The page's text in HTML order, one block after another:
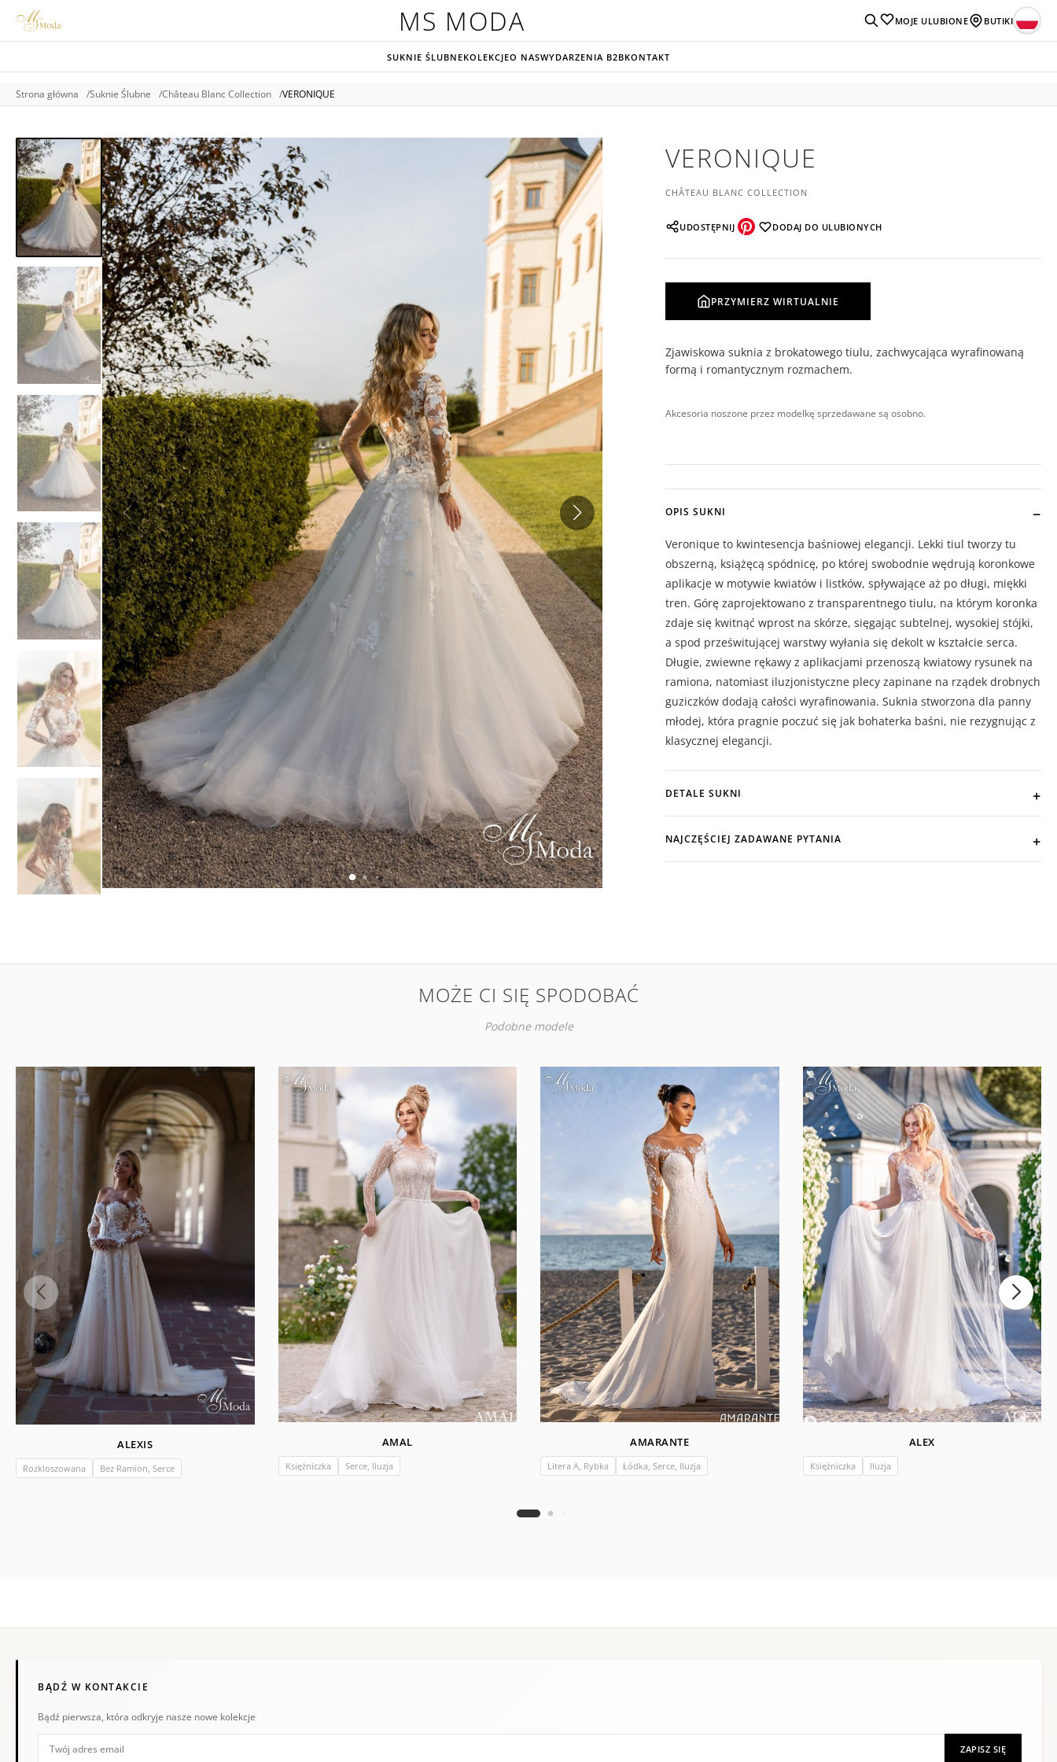
MS MODA MOJE ULUBIONE BUTIKI
SUKNIE ŚLUBNEKOLEKCJEO NASWYDARZENIA B2BKONTAKT
Strona główna Suknie Ślubne Château Blanc Collection VERONIQUE
VERONIQUE
CHÂTEAU BLANC COLLECTION
UDOSTĘPNIJ DODAJ DO ULUBIONYCH
PRZYMIERZ WIRTUALNIE
Zjawiskowa suknia z brokatowego tiulu, zachwycająca wyrafinowaną
formą i romantycznym rozmachem.
Akcesoria noszone przez modelkę sprzedawane są osobno.
OPIS SUKNI
Veronique to kwintesencja baśniowej elegancji. Lekki tiul tworzy tu
obszerną, książęcą spódnicę, po której swobodnie wędrują koronkowe
aplikacje w motywie kwiatów i listków, spływające aż po długi, miękki
tren. Górę zaprojektowano z transparentnego tiulu, na którym koronka
zdaje się kwitnąć wprost na skórze, sięgając subtelnej, wysokiej stójki,
a spod prześwitującej warstwy wyłania się dekolt w kształcie serca.
Długie, zwiewne rękawy z aplikacjami przenoszą kwiatowy rysunek na
ramiona, natomiast iluzjonistyczne plecy zapinane na rządek drobnych
guziczków dodają całości wyrafinowania. Suknia stworzona dla panny
młodej, która pragnie poczuć się jak bohaterka baśni, nie rezygnując z
klasycznej elegancji.
DETALE SUKNI
NAJCZĘŚCIEJ ZADAWANE PYTANIA
MOŻE CI SIĘ SPODOBAĆ
Podobne modele
ALEXIS
Rozkloszowana Bez Ramion, Serce
AMAL
Księżniczka Serce, Iluzja
AMARANTE
Litera A, Rybka Łódka, Serce, Iluzja
ALEX
Księżniczka Iluzja
BĄDŹ W KONTAKCIE
Bądź pierwsza, która odkryje nasze nowe kolekcje
ZAPISZ SIĘ